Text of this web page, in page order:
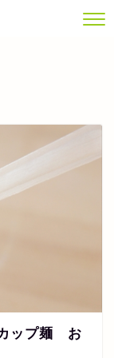
ップ麺 お